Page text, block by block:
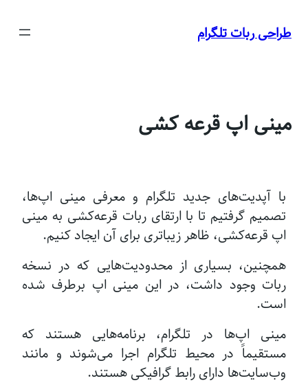
محتوا
طراحی ربات تلگرام
مینی اپ قرعه کشی
با آپدیت‌های جدید تلگرام و معرفی مینی اپ‌ها،
تصمیم گرفتیم تا با ارتقای ربات قرعه‌کشی به مینی
اپ قرعه‌کشی، ظاهر زیباتری برای آن ایجاد کنیم.
همچنین، بسیاری از محدودیت‌هایی که در نسخه
ربات وجود داشت، در این مینی اپ برطرف شده
است.
مینی اپ‌ها در تلگرام، برنامه‌هایی هستند که
مستقیماً در محیط تلگرام اجرا می‌شوند و مانند
وب‌سایت‌ها دارای رابط گرافیکی هستند.